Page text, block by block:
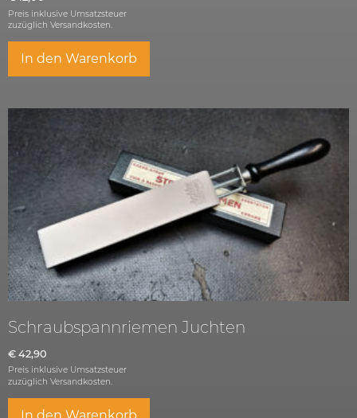
Preis inklusive Umsatzsteuer
zuzüglich Versandkosten.
In den Warenkorb
Schraubspannriemen Juchten
€ 42,90
Preis inklusive Umsatzsteuer
zuzüglich Versandkosten.